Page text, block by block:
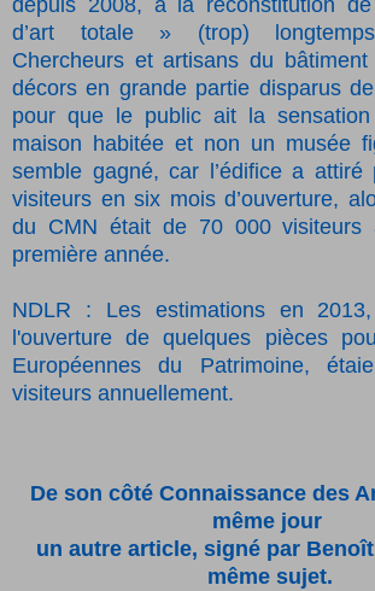
depuis 2008, à la reconstitution
d’art totale » (trop) longtemps
Chercheurs et artisans du
décors en grande partie disparus
pour que le public ait la sensation
maison habitée et non un musée
semble gagné, car l’édifice a
visiteurs en six mois d’ouverture,
du CMN était de 70 000
première année.
NDLR : Les estimations en
l'ouverture de quelques pièces
Européennes du Patrimoine,
visiteurs annuellement.
De son côté Connaissance des
même jour
un autre article, signé par
même sujet.